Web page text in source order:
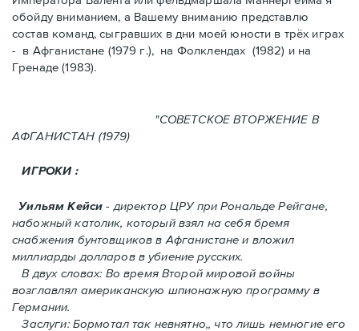
обойду вниманием, а Вашему вниманию представлю
состав команд, сыгравших в дни моей юности в трёх играх
- в Афганистанe (1979 г.), нa Фолклендax (1982) и на
Гренадe (1983).
"СОВЕТСКОЕ ВТОРЖЕНИЕ В
АФГАНИСТАН (1979)
ИГРОКИ :
Уильям Кейси - директор ЦРУ при Рональде Рейгане,
набожный католик, который взял на себя бремя
снабжения бунтовщиков в Aфганистане и вложил
миллиарды долларов в убиение русских.
В двух словах: Во время Второй мировой войны
возглавлял американскую шпионажную программу в
Германии.
Заслуги: Бормотал так невнятно,, что лишь немногие его